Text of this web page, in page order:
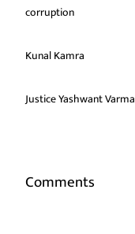
corruption
Kunal Kamra
Justice Yashwant Varma
Comments